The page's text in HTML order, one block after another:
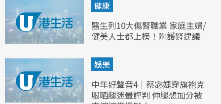
健康
醫生列10大傷腎職業 家庭主婦/
健美人士都上榜！附護腎建議
娛樂
中年好聲音4｜蔡宓婕穿旗袍克
服晒腿迷暈評判 伸腿想加分被